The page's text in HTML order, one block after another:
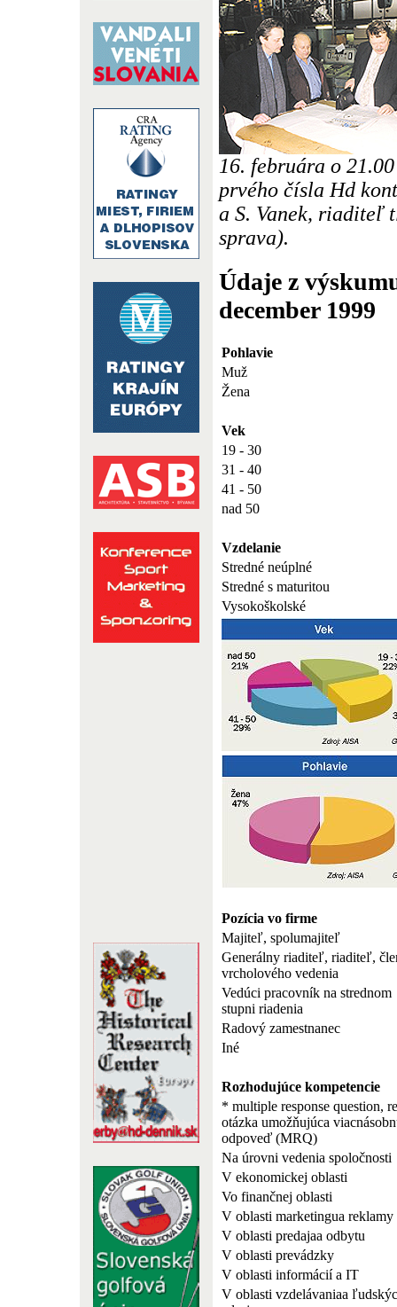
16. februára o
prvého čísla Hd
a S. Vanek, riaditeľ
sprava).
Údaje z
december 1999
Pohlavie
Muž
Žena
Vek
19 - 30
31 - 40
41 - 50
nad 50
Vzdelanie
Stredné neúplné
Stredné s maturitou
Vysokoškolské
Pozícia vo firme
Majiteľ, spolumajiteľ
Generálny riaditeľ, riaditeľ,
vrcholového vedenia
Vedúci pracovník na strednom
stupni riadenia
Radový zamestnanec
Iné
Rozhodujúce kompetencie
* multiple response question,
otázka umožňujúca
odpoveď (MRQ)
Na úrovni vedenia spoločnosti
V ekonomickej oblasti
Vo finančnej oblasti
V oblasti marketingua reklamy
V oblasti predajaa odbytu
V oblasti prevádzky
V oblasti informácií a IT
V oblasti vzdelávaniaa